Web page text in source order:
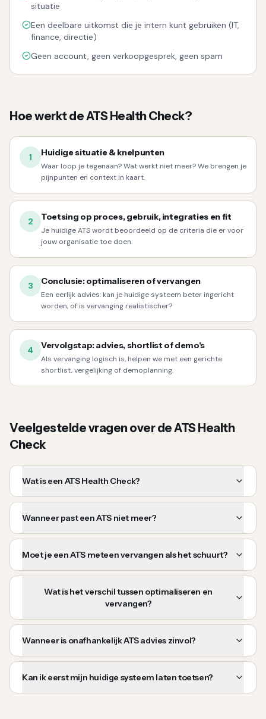
situatie
Een deelbare uitkomst die je intern kunt gebruiken (IT,
finance, directie)
Geen account, geen verkoopgesprek, geen spam
Hoe werkt de ATS Health Check?
1 Huidige situatie & knelpunten
Waar loop je tegenaan? Wat werkt niet meer? We brengen je
pijnpunten en context in kaart.
2 Toetsing op proces, gebruik, integraties en fit
Je huidige ATS wordt beoordeeld op de criteria die er voor
jouw organisatie toe doen.
3 Conclusie: optimaliseren of vervangen
Een eerlijk advies: kan je huidige systeem beter ingericht
worden, of is vervanging realistischer?
4 Vervolgstap: advies, shortlist of demo's
Als vervanging logisch is, helpen we met een gerichte
shortlist, vergelijking of demoplanning.
Veelgestelde vragen over de ATS Health
Check
Wat is een ATS Health Check?
Wanneer past een ATS niet meer?
Moet je een ATS meteen vervangen als het schuurt?
Wat is het verschil tussen optimaliseren en
vervangen?
Wanneer is onafhankelijk ATS advies zinvol?
Kan ik eerst mijn huidige systeem laten toetsen?